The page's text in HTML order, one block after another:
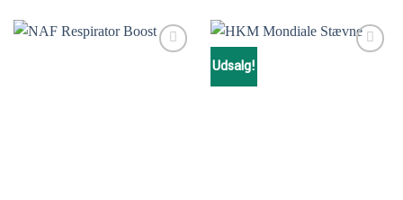
Udsalg!